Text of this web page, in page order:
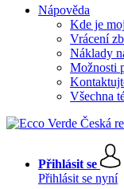
Nápověda
Kde je
Vrácení
Náklady
Možnosti
Všechna
Přihlásit se
Přihlásit se nyní